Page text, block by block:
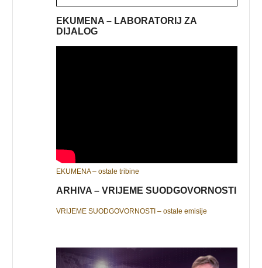
EKUMENA – LABORATORIJ ZA
DIJALOG
EKUMENA – ostale tribine
ARHIVA – VRIJEME SUODGOVORNOSTI
VRIJEME SUODGOVORNOSTI – ostale emisije